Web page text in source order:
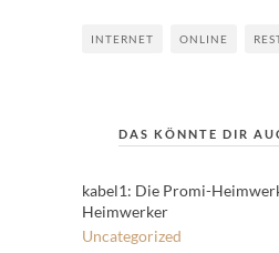
INTERNET ONLINE
DAS KÖNNTE DIR
kabel1: Die Promi-
Heimwerker
Uncategorized